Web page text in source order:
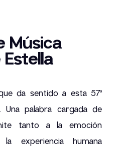
Música
da sentido a esta 57ª
Una palabra cargada de
tanto a la emoción
experiencia humana